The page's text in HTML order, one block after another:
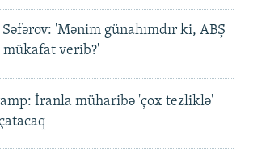
'Mənim günahımdır ki, ABŞ
mükafat verib?'
İranla müharibə 'çox tezliklə'